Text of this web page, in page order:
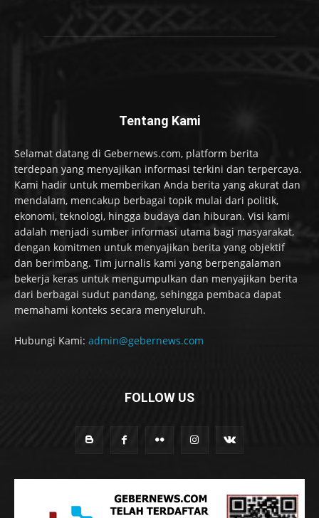
Tentang Kami
Selamat datang di Gebernews.com, platform berita
terdepan yang menyajikan informasi terkini dan terpercaya.
Kami hadir untuk memberikan Anda berita yang akurat dan
mendalam, mencakup berbagai topik mulai dari politik,
ekonomi, teknologi, hingga budaya dan hiburan. Visi kami
adalah menjadi sumber informasi utama bagi masyarakat,
dengan komitmen untuk menyajikan berita yang objektif
dan berimbang. Tim jurnalis kami yang berpengalaman
bekerja keras untuk mengumpulkan dan menyajikan berita
dari berbagai sudut pandang, sehingga pembaca dapat
memahami konteks secara menyeluruh.
Hubungi Kami: admin@gebernews.com
FOLLOW US